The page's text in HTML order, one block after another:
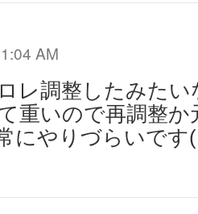
AM
レ調整したみた
重いので再調整か
にやりづらいです